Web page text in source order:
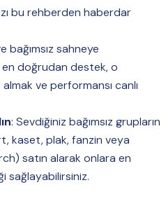
bu rehberden haberdar
bağımsız sahneye
doğrudan destek, o
ve performansı canlı
: Sevdiğiniz bağımsız grupların
kaset, plak, fanzin veya
satın alarak onlara en
sağlayabilirsiniz.